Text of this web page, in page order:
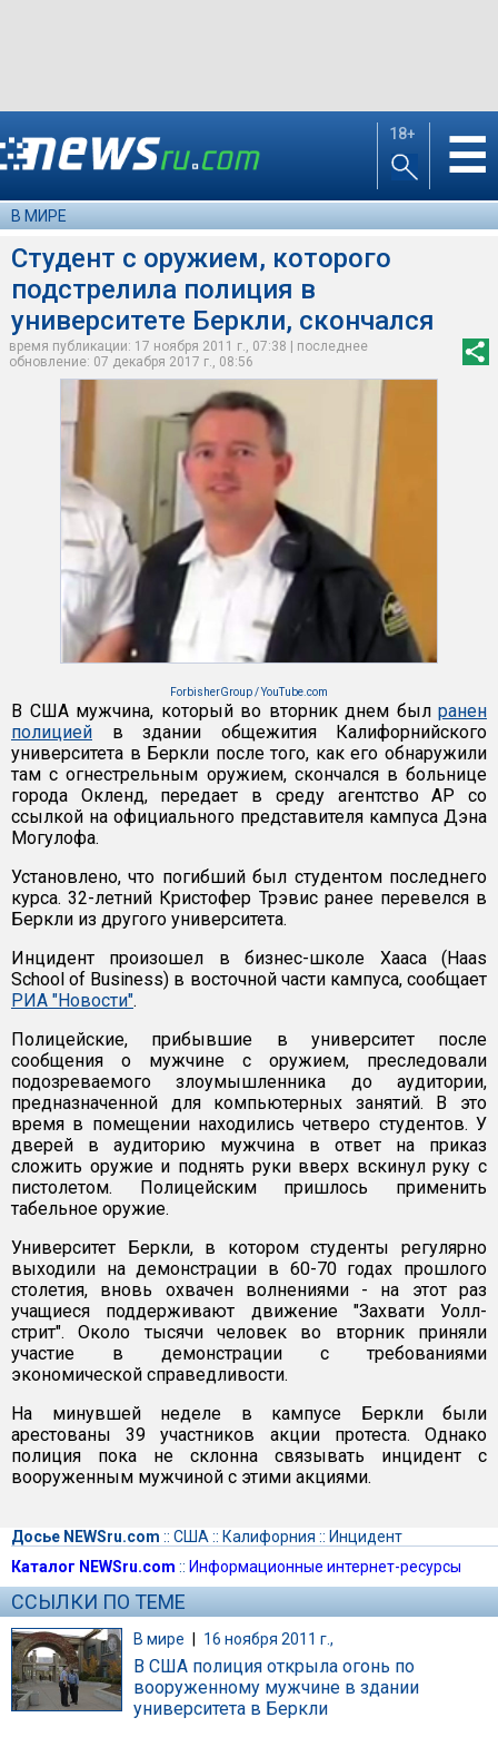
18+ ☰
В МИРЕ
Студент с оружием, которого
подстрелила полиция в
университете Беркли, скончался
время публикации: 17 ноября 2011 г., 07:38 | последнее
обновление: 07 декабря 2017 г., 08:56
ForbisherGroup / YouTube.com
В США мужчина, который во вторник днем был ранен
полицией в здании общежития Калифорнийского
университета в Беркли после того, как его обнаружили
там с огнестрельным оружием, скончался в больнице
города Окленд, передает в среду агентство АР со
ссылкой на официального представителя кампуса Дэна
Могулофа.
Установлено, что погибший был студентом последнего
курса. 32-летний Кристофер Трэвис ранее перевелся в
Беркли из другого университета.
Инцидент произошел в бизнес-школе Хааса (Haas
School of Business) в восточной части кампуса, сообщает
РИА "Новости".
Полицейские, прибывшие в университет после
сообщения о мужчине с оружием, преследовали
подозреваемого злоумышленника до аудитории,
предназначенной для компьютерных занятий. В это
время в помещении находились четверо студентов. У
дверей в аудиторию мужчина в ответ на приказ
сложить оружие и поднять руки вверх вскинул руку с
пистолетом. Полицейским пришлось применить
табельное оружие.
Университет Беркли, в котором студенты регулярно
выходили на демонстрации в 60-70 годах прошлого
столетия, вновь охвачен волнениями - на этот раз
учащиеся поддерживают движение "Захвати Уолл-
стрит". Около тысячи человек во вторник приняли
участие в демонстрации с требованиями
экономической справедливости.
На минувшей неделе в кампусе Беркли были
арестованы 39 участников акции протеста. Однако
полиция пока не склонна связывать инцидент с
вооруженным мужчиной с этими акциями.
Досье NEWSru.com :: США :: Калифорния :: Инцидент
Каталог NEWSru.com :: Информационные интернет-ресурсы
ССЫЛКИ ПО ТЕМЕ
В мире | 16 ноября 2011 г.,
В США полиция открыла огонь по
вооруженному мужчине в здании
университета в Беркли